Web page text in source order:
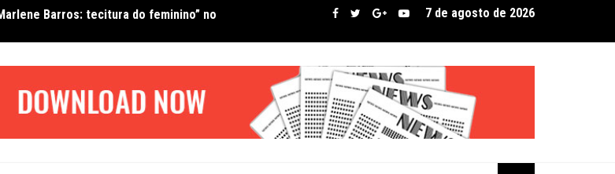
em conexão real nas redes
Van Nobre assina lista de convidados em festival que revela novos
7 de agosto de 2026